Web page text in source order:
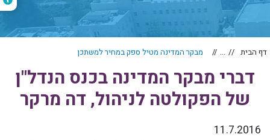
דף הבית ... מבקר המדינה מטיל ספק במחיר למשתכן
דברי מבקר המדינה בכנס הנדל"ן
של הפקולטה לניהול, דה מרקר
11.7.2016